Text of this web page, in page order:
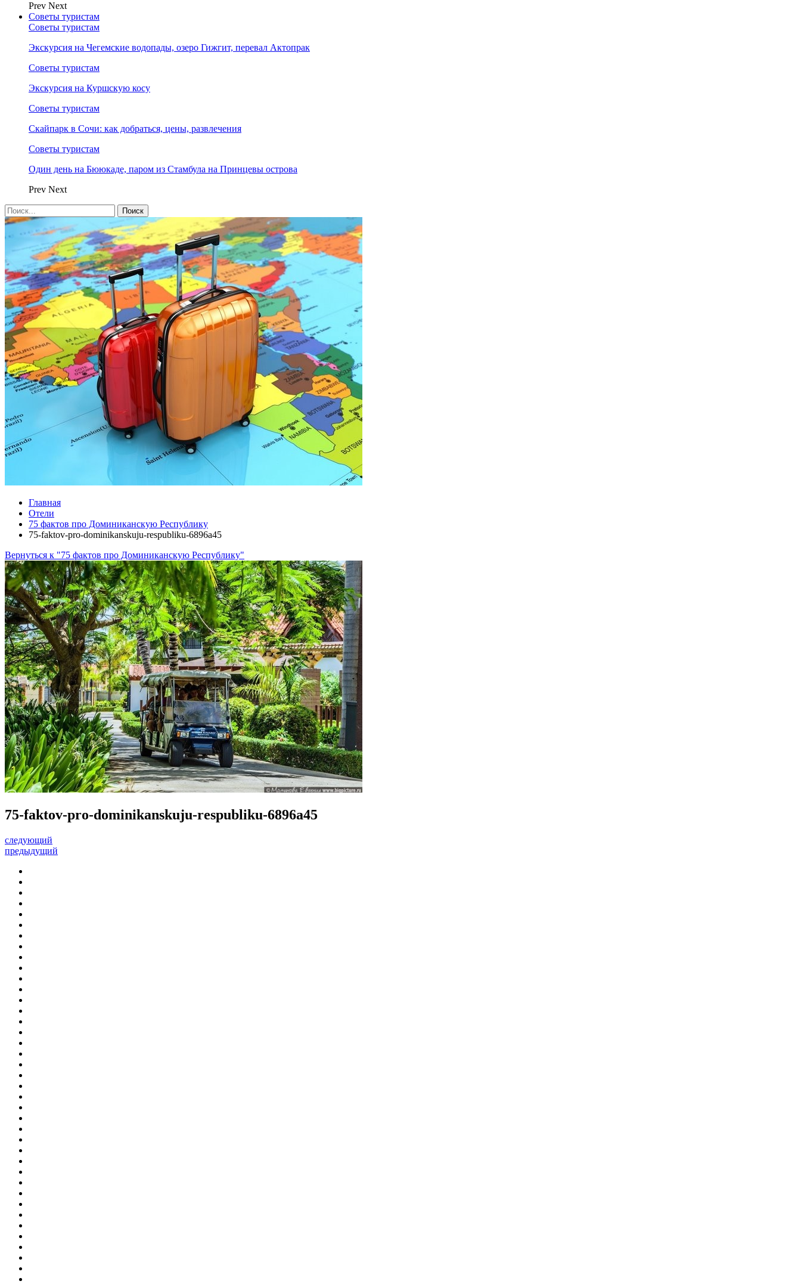
Prev Next
Советы туристам
Советы туристам
Экскурсия на Чегемские водопады, озеро Гижгит, перевал Актопрак
Советы туристам
Экскурсия на Куршскую косу
Советы туристам
Скайпарк в Сочи: как добраться, цены, развлечения
Советы туристам
Один день на Бююкаде, паром из Стамбула на Принцевы острова
Prev Next
Главная
Отели
75 фактов про Доминиканскую Республику
75-faktov-pro-dominikanskuju-respubliku-6896a45
Вернуться к "75 фактов про Доминиканскую Республику"
75-faktov-pro-dominikanskuju-respubliku-6896a45
следующий
предыдущий